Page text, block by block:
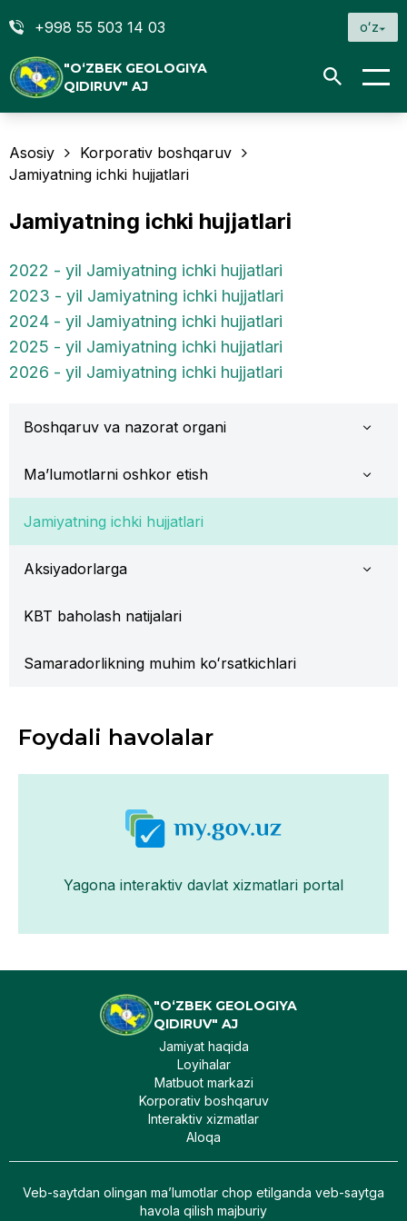
+998 55 503 14 03 oʻz
"O‘ZBEK GEOLOGIYA
QIDIRUV" AJ
Asosiy
Korporativ boshqaruv
Jamiyatning ichki hujjatlari
Jamiyatning ichki hujjatlari
2022 - yil Jamiyatning ichki hujjatlari
2023 - yil Jamiyatning ichki hujjatlari
2024 - yil Jamiyatning ichki hujjatlari
2025 - yil Jamiyatning ichki hujjatlari
2026 - yil Jamiyatning ichki hujjatlari
Boshqaruv va nazorat organi
Ma’lumotlarni oshkor etish
Jamiyatning ichki hujjatlari
Aksiyadorlarga
KBT baholash natijalari
Samaradorlikning muhim koʻrsatkichlari
Foydali havolalar
Yagona interaktiv davlat xizmatlari portal
"O‘ZBEK GEOLOGIYA
QIDIRUV" AJ
Jamiyat haqida
Loyihalar
Matbuot markazi
Korporativ boshqaruv
Interaktiv xizmatlar
Aloqa
Veb-saytdan olingan maʼlumotlar chop etilganda veb-saytga
havola qilish majburiy